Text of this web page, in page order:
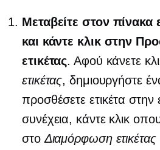
Μεταβείτε στον πίνακα
και κάντε κλικ στην
ετικέτας. Αφού κάνετε
ετικέτας, δημιουργήστε
προσθέσετε ετικέτα στην
συνέχεια, κάντε κλικ
στο Διαμόρφωση ετικέτας